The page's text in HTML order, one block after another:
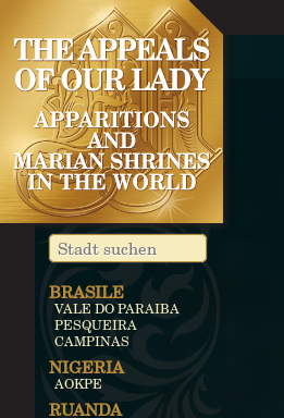
BRASILE
VALE DO PARAIBA
PESQUEIRA
CAMPINAS
NIGERIA
AOKPE
RUANDA